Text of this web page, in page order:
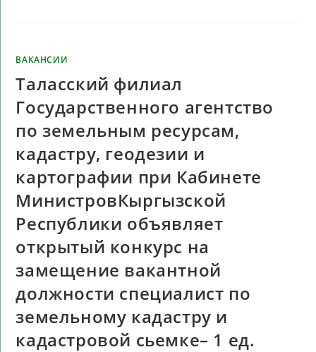
ВАКАНСИИ
Таласский филиал
Государственного агентство
по земельным ресурсам,
кадастру, геодезии и
картографии при Кабинете
МинистровКыргызской
Республики объявляет
открытый конкурс на
замещение вакантной
должности специалист по
земельному кадастру и
кадастровой сьемке– 1 ед.